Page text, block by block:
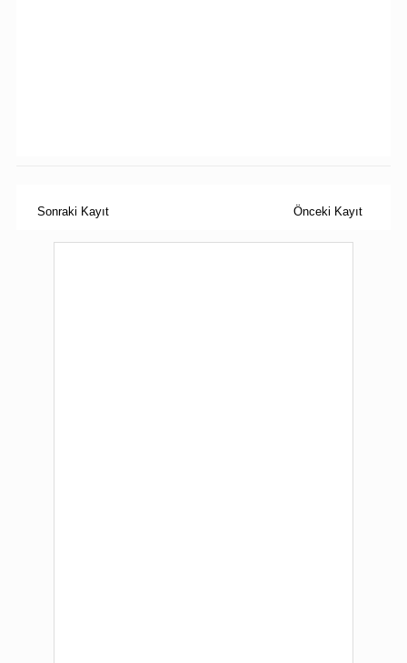
Sonraki Kayıt Önceki Kayıt